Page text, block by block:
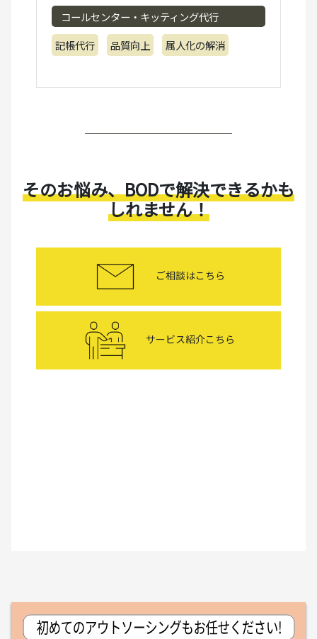
コールセンター・キッティング代行
記帳代行
品質向上 属人化の解消
そのお悩み、BODで解決できるかも
しれません！
ご相談はこちら
サービス紹介こちら